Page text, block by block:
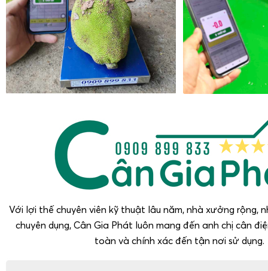
Với lợi thế chuyên viên kỹ thuật lâu năm, nhà xưởng rộng,
chuyên dụng, Cân Gia Phát luôn mang đến anh chị cân
toàn và chính xác đến tận nơi sử dụng.